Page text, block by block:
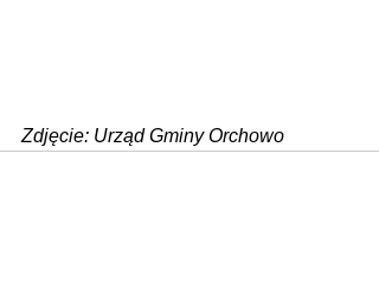
Zdjęcie: Urząd Gminy Orchowo